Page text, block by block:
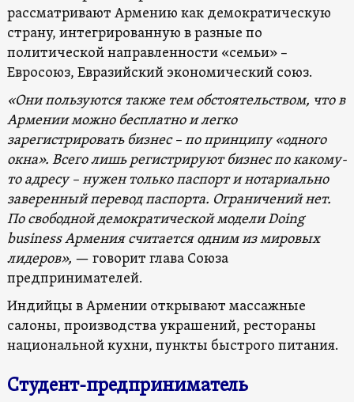
рассматривают Армению как демократическую
страну, интегрированную в разные по
политической направленности «семьи» –
Евросоюз, Евразийский экономический союз.
«Они пользуются также тем обстоятельством, что в
Армении можно бесплатно и легко
зарегистрировать бизнес – по принципу «одного
окна». Всего лишь регистрируют бизнес по какому-
то адресу – нужен только паспорт и нотариально
заверенный перевод паспорта. Ограничений нет.
По свободной демократической модели Doing
business Армения считается одним из мировых
лидеров», — говорит глава Союза
предпринимателей.
Индийцы в Армении открывают массажные
салоны, производства украшений, рестораны
национальной кухни, пункты быстрого питания.
Студент-предприниматель